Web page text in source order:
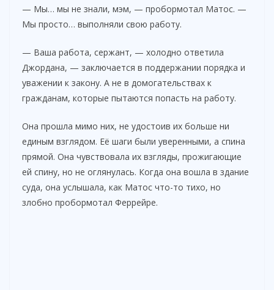
— Мы… мы не знали, мэм, — пробормотал Матос. —
Мы просто… выполняли свою работу.
— Ваша работа, сержант, — холодно ответила
Джордана, — заключается в поддержании порядка и
уважении к закону. А не в домогательствах к
гражданам, которые пытаются попасть на работу.
Она прошла мимо них, не удостоив их больше ни
единым взглядом. Её шаги были уверенными, а спина
прямой. Она чувствовала их взгляды, прожигающие
ей спину, но не оглянулась. Когда она вошла в здание
суда, она услышала, как Матос что-то тихо, но
злобно пробормотал Феррейре.